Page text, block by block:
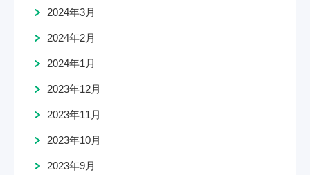
2024年3月
2024年2月
2024年1月
2023年12月
2023年11月
2023年10月
2023年9月